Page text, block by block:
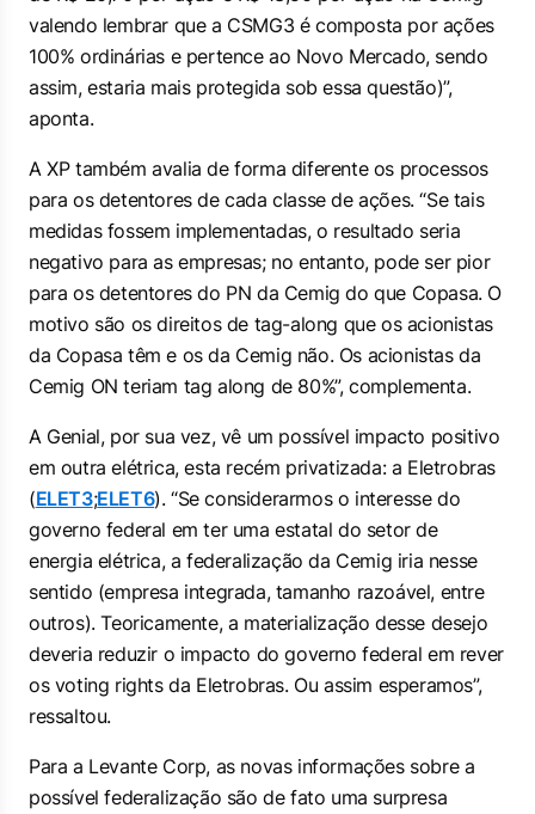
valendo lembrar que a CSMG3 é composta por ações
100% ordinárias e pertence ao Novo Mercado, sendo
assim, estaria mais protegida sob essa questão)”,
aponta.
A XP também avalia de forma diferente os processos
para os detentores de cada classe de ações. “Se tais
medidas fossem implementadas, o resultado seria
negativo para as empresas; no entanto, pode ser pior
para os detentores do PN da Cemig do que Copasa. O
motivo são os direitos de tag-along que os acionistas
da Copasa têm e os da Cemig não. Os acionistas da
Cemig ON teriam tag along de 80%”, complementa.
A Genial, por sua vez, vê um possível impacto positivo
em outra elétrica, esta recém privatizada: a Eletrobras
(ELET3;ELET6). “Se considerarmos o interesse do
governo federal em ter uma estatal do setor de
energia elétrica, a federalização da Cemig iria nesse
sentido (empresa integrada, tamanho razoável, entre
outros). Teoricamente, a materialização desse desejo
deveria reduzir o impacto do governo federal em rever
os voting rightsda Eletrobras. Ou assim esperamos”,
ressaltou.
Para a Levante Corp, as novas informações sobre a
possível federalização são de fato uma surpresa